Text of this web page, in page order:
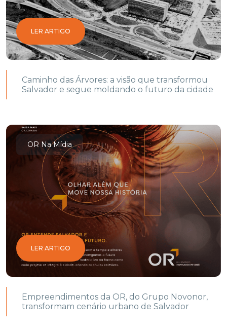
LER ARTIGO
Caminho das Árvores: a visão que transformou
Salvador e segue moldando o futuro da cidade
OR Na Mídia
LER ARTIGO
Empreendimentos da OR, do Grupo Novonor,
transformam cenário urbano de Salvador